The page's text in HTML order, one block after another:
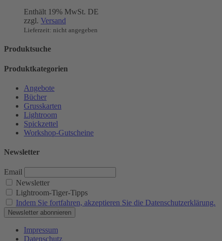
war:
19,00 €
ist:
Enthält 19% MwSt. DE
zzgl. Versand
Lieferzeit: nicht angegeben
Produktsuche
Produktkategorien
Angebote
Bücher
Grusskarten
Lightroom
Spickzettel
Workshop-Gutscheine
Newsletter
Email
Newsletter
Lightroom-Tiger-Tipps
Indem Sie fortfahren, akzeptieren Sie die Datenschutzerklärung.
Impressum
Datenschutz